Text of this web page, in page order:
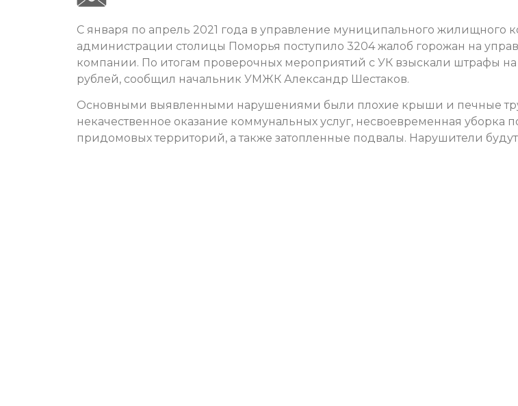
С января по апрель 2021 года в управление муниципального жилищного
администрации столицы Поморья поступило 3204 жалоб горожан на
компании. По итогам проверочных мероприятий с УК взыскали штрафы
рублей, сообщил начальник УМЖК Александр Шестаков.
Основными выявленными нарушениями были плохие крыши и печные
некачественное оказание коммунальных услуг, несвоевременная уборка
придомовых территорий, а также затопленные подвалы. Нарушители